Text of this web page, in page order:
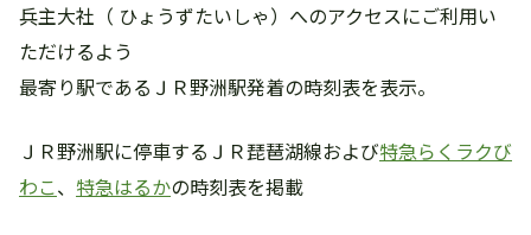
兵主大社（ ひょうずたいしゃ）へのアクセスにご利用い
ただけるよう
最寄り駅であるＪＲ野洲駅発着の時刻表を表示。
ＪＲ野洲駅に停車するＪＲ琵琶湖線および特急らくラクび
わこ、 特急はるかの時刻表を掲載